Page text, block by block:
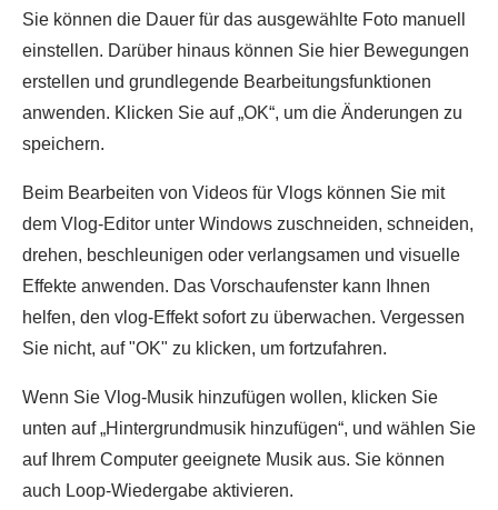
Sie können die Dauer für das ausgewählte Foto manuell
einstellen. Darüber hinaus können Sie hier Bewegungen
erstellen und grundlegende Bearbeitungsfunktionen
anwenden. Klicken Sie auf „OK“, um die Änderungen zu
speichern.
Beim Bearbeiten von Videos für Vlogs können Sie mit
dem Vlog-Editor unter Windows zuschneiden, schneiden,
drehen, beschleunigen oder verlangsamen und visuelle
Effekte anwenden. Das Vorschaufenster kann Ihnen
helfen, den vlog-Effekt sofort zu überwachen. Vergessen
Sie nicht, auf "OK" zu klicken, um fortzufahren.
Wenn Sie Vlog-Musik hinzufügen wollen, klicken Sie
unten auf „Hintergrundmusik hinzufügen“, und wählen Sie
auf Ihrem Computer geeignete Musik aus. Sie können
auch Loop-Wiedergabe aktivieren.